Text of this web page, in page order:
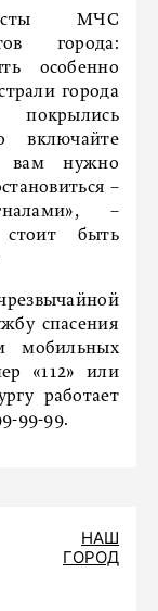
МЧС
города:
особенно
города
включайте
вам нужно
–
–
стоит быть
спасения
мобильных
«112» или
работает
99-99.
НАШ
ГОРОД